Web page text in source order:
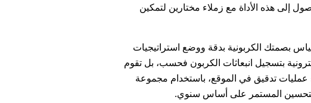
إلى هذه الأداة مع زملاء مختارين لتمكين
بصمتك الكربونية بدقة ووضع استراتيجيات
بتسجيل انبعاثات الكربون فحسب، بل تقوم
عمليات تدقيق في الموقع، باستخدام مجموعة
المستمر على أساس سنوي.